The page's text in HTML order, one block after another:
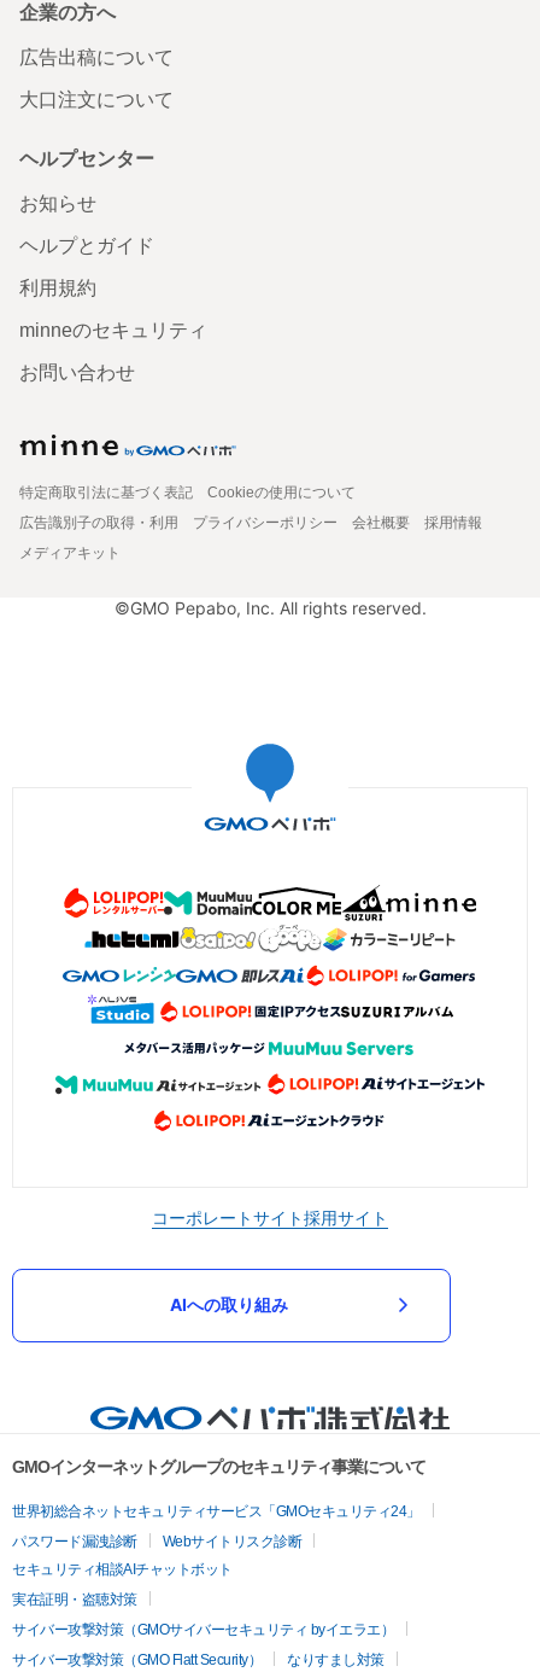
企業の方へ
広告出稿について
大口注文について
ヘルプセンター
お知らせ
ヘルプとガイド
利用規約
minneのセキュリティ
お問い合わせ
特定商取引法に基づく表記
Cookieの使用について
広告識別子の取得・利用
プライバシーポリシー 会社概要
採用情報
メディアキット
©GMO Pepabo, Inc. All rights reserved.
コーポレートサイト採用サイト
AIへの取り組み
GMOインターネットグループのセキュリティ事業について
世界初総合ネットセキュリティサービス「GMOセキュリティ24」
パスワード漏洩診断
Webサイトリスク診断
セキュリティ相談AIチャットボット
実在証明・盗聴対策
サイバー攻撃対策（GMOサイバーセキュリティ byイエラエ）
サイバー攻撃対策（GMO Flatt Security）
なりすまし対策